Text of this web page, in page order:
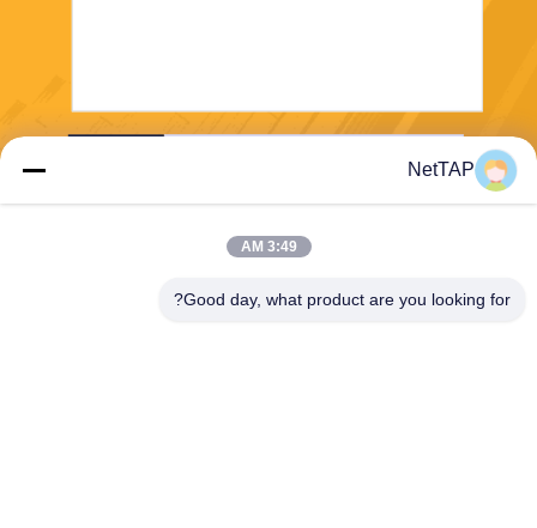
NetTAP
3:49 AM
Good day, what product are you looking for?